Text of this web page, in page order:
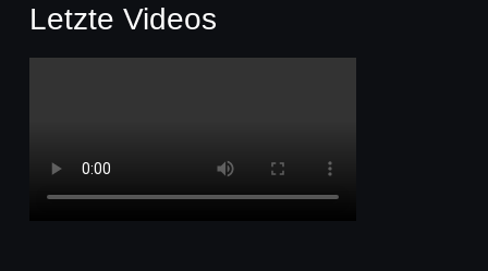
Letzte Videos